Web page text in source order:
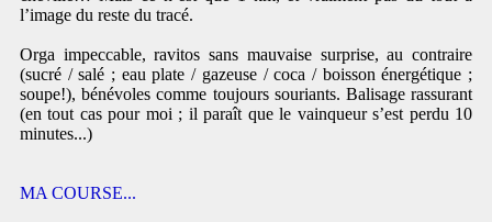
l’image du reste du tracé.
Orga impeccable, ravitos sans mauvaise surprise, au contraire
(sucré / salé ; eau plate / gazeuse / coca / boisson énergétique ;
soupe!), bénévoles comme toujours souriants. Balisage rassurant
(en tout cas pour moi ; il paraît que le vainqueur s’est perdu 10
minutes...)
MA COURSE...